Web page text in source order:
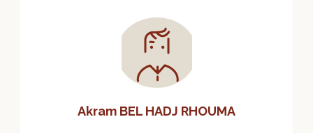
Akram BEL HADJ RHOUMA